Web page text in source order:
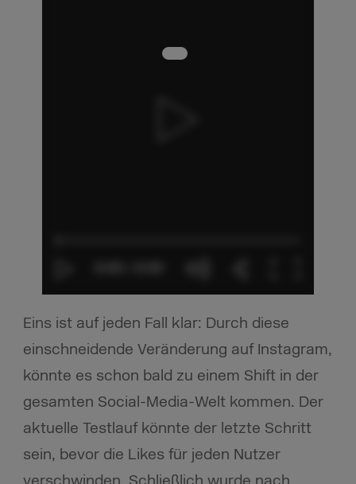
Eins ist auf jeden Fall klar: Durch diese
einschneidende Veränderung auf Instagram,
könnte es schon bald zu einem Shift in der
gesamten Social-Media-Welt kommen. Der
aktuelle Testlauf könnte der letzte Schritt
sein, bevor die Likes für jeden Nutzer